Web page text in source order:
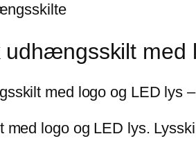
udhængsskilt med
med logo og LED lys
logo og LED lys.